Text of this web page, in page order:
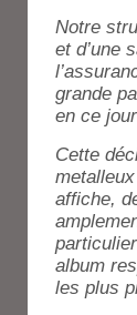
Notre
et d’une
grande
en ce
Cette
affiche,
album
les plus